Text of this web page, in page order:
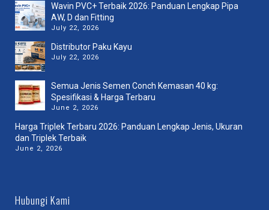
Wavin PVC+ Terbaik 2026: Panduan Lengkap Pipa
AW, D dan Fitting
July 22, 2026
Distributor Paku Kayu
July 22, 2026
Semua Jenis Semen Conch Kemasan 40 kg:
Spesifikasi & Harga Terbaru
June 2, 2026
Harga Triplek Terbaru 2026: Panduan Lengkap Jenis, Ukuran
dan Triplek Terbaik
June 2, 2026
Hubungi Kami